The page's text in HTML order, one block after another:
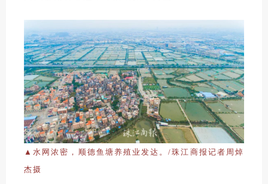
▲水网浓密，顺德鱼塘养殖业发达。/珠江商报记者周焯
杰摄